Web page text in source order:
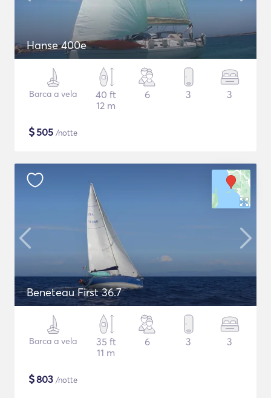
Hanse 400e
Barca a vela
40 ft
12 m
6 3 3
$505 /notte
Beneteau First 36.7
Barca a vela
35 ft
11 m
6 3 3
$803 /notte